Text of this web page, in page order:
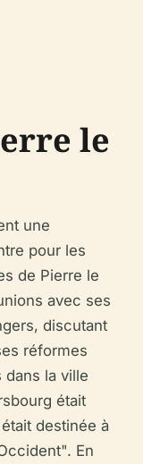
le
une
pour les
de Pierre le
avec ses
discutant
réformes
dans la ville
était
destinée à
En